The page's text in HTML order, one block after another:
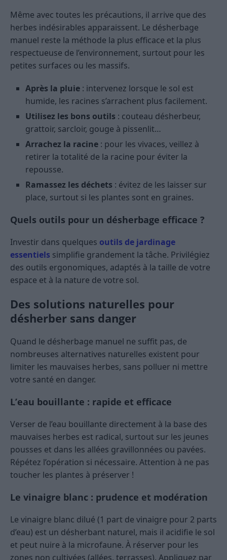
Même avec toutes les précautions, il arrive que des
herbes indésirables apparaissent. Le désherbage
manuel reste la méthode la plus efficace et la plus
respectueuse de l’environnement, surtout pour les
petites surfaces ou les massifs.
Après la pluie : intervenez lorsque le sol est
humide, les racines s’arrachent plus facilement.
Utilisez les bons outils : couteau désherbeur,
grattoir, sarcloir, gouge à pissenlit…
Arrachez la racine : pour les vivaces, veillez à
retirer la totalité de la racine pour éviter la
repousse.
Ramassez les déchets : évitez de les laisser sur
place, surtout si les plantes sont en graines.
Quels outils pour un désherbage efficace ?
Investir dans quelques outils de jardinage
essentiels simplifie grandement la tâche. Privilégiez
des outils ergonomiques, adaptés à la taille de votre
espace et à la nature de votre sol.
Des solutions naturelles pour
désherber sans danger
Quand le désherbage manuel ne suffit pas, de
nombreuses alternatives naturelles existent pour
limiter les mauvaises herbes, sans polluer ni mettre
votre santé en danger.
L’eau bouillante : rapide et efficace
Verser de l’eau bouillante directement à la base des
mauvaises herbes est radical, surtout sur les jeunes
pousses et dans les allées gravillonnées ou pavées.
Répétez l’opération si nécessaire. Attention à ne pas
toucher les plantes à préserver !
Le vinaigre blanc : prudence et modération
Le vinaigre blanc dilué (1 part de vinaigre pour 2 parts
d’eau) est un désherbant naturel, mais il acidifie le sol
et peut nuire à la microfaune. À réserver pour les
zones non cultivées (allées, terrasses). Appliquez par